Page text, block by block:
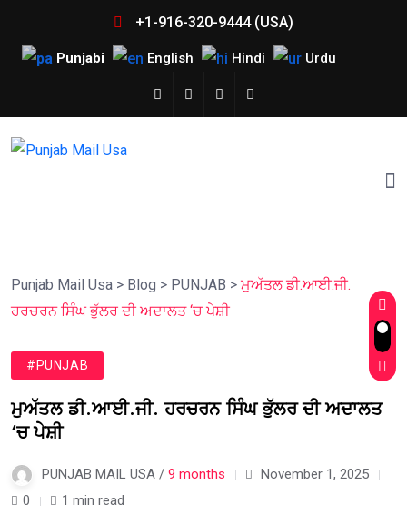
+1-916-320-9444 (USA)
Punjabi English Hindi Urdu
Punjab Mail Usa > Blog > PUNJAB > ਮੁਅੱਤਲ ਡੀ.ਆਈ.ਜੀ.
ਹਰਚਰਨ ਸਿੰਘ ਭੁੱਲਰ ਦੀ ਅਦਾਲਤ ‘ਚ ਪੇਸ਼ੀ
#PUNJAB
ਮੁਅੱਤਲ ਡੀ.ਆਈ.ਜੀ. ਹਰਚਰਨ ਸਿੰਘ ਭੁੱਲਰ ਦੀ ਅਦਾਲਤ
‘ਚ ਪੇਸ਼ੀ
PUNJAB MAIL USA / 9 months
November 1, 2025
0
1 min read